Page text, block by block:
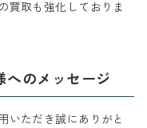
買取も強化しておりま
へのメッセージ
いただき誠にありがと